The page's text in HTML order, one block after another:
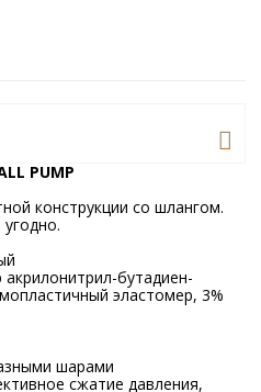
PUMP
конструкции со шлангом.
бутадиен-
эластомер, 3%
шарами
сжатие давления,